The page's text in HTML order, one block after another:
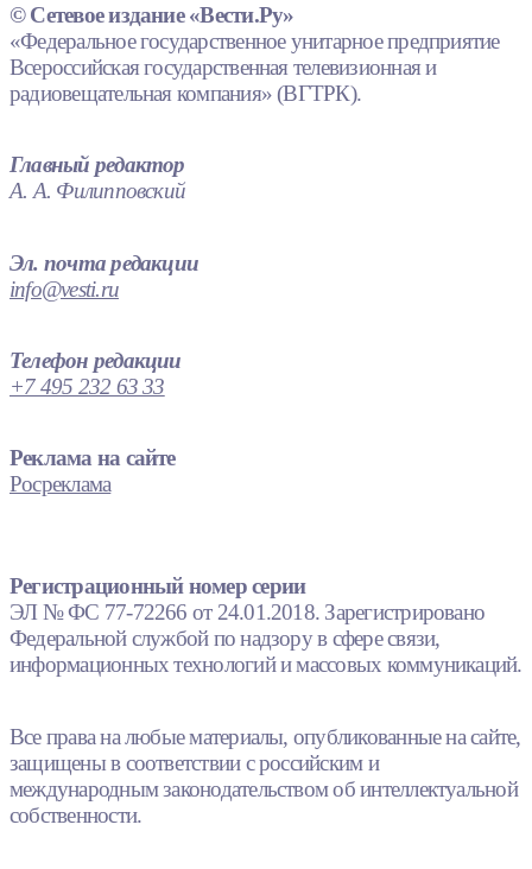
© Сетевое издание «Вести.Ру»
«Федеральное государственное унитарное предприятие
Всероссийская государственная телевизионная и
радиовещательная компания» (ВГТРК).
Главный редактор
А. А. Филипповский
Эл. почта редакции
info@vesti.ru
Телефон редакции
+7 495 232 63 33
Реклама на сайте
Росреклама
Регистрационный номер серии
ЭЛ № ФС 77-72266 от 24.01.2018. Зарегистрировано
Федеральной службой по надзору в сфере связи,
информационных технологий и массовых коммуникаций.
Все права на любые материалы, опубликованные на сайте,
защищены в соответствии с российским и
международным законодательством об интеллектуальной
собственности.